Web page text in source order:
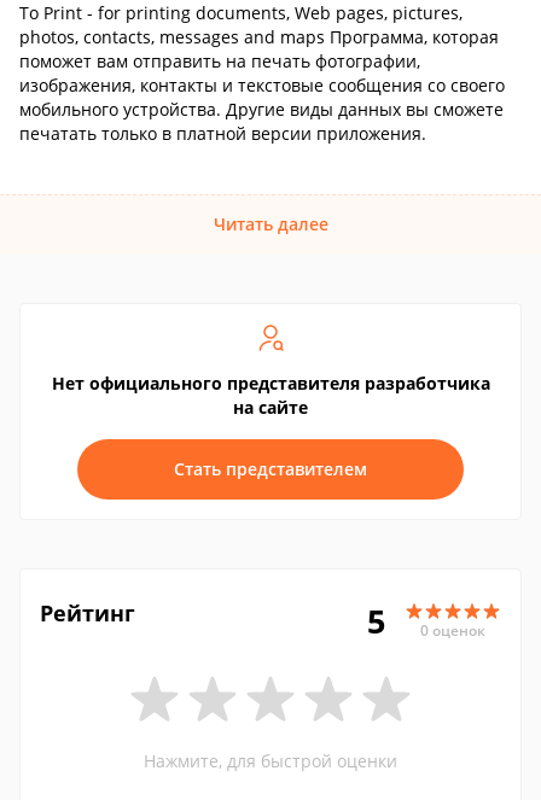
To Print - for printing documents, Web pages, pictures,
photos, contacts, messages and maps Программа, которая
поможет вам отправить на печать фотографии,
изображения, контакты и текстовые сообщения со своего
мобильного устройства. Другие виды данных вы сможете
печатать только в платной версии приложения.
Читать далее
Нет официального представителя разработчика
на сайте
Стать представителем
Рейтинг 5 0 оценок
Нажмите, для быстрой оценки